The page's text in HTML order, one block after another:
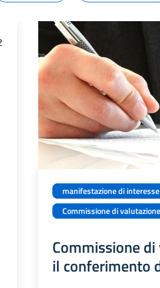
manifestazione di interesse
Commissione di valutazione
Commissione
il conferimento